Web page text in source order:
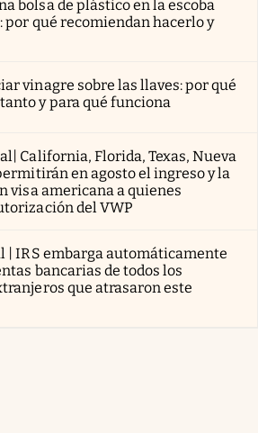
bolsa de plástico en la escoba
por qué recomiendan hacerlo y
vinagre sobre las llaves: por qué
y para qué funciona
California, Florida, Texas, Nueva
en agosto el ingreso y la
visa americana a quienes
del VWP
| IRS embarga automáticamente
bancarias de todos los
que atrasaron este